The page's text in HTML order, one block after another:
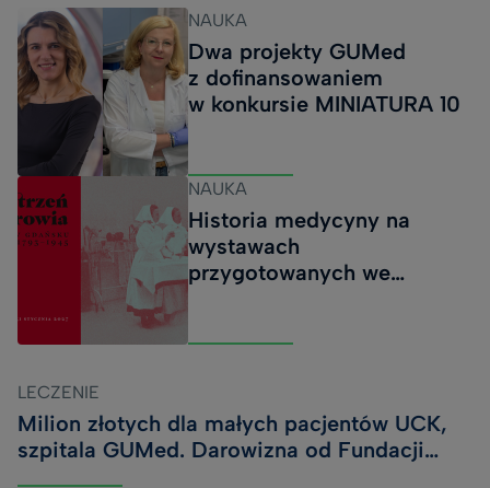
niemal 2 mln zł na realizację projektu HER-WELL 2.0:
Restrykcja czasowa w jedzeniu i aktywność fizyczna jako
nowoczesna strategia wspierająca zdrowie kobiet po
leczeniu nowotworów piersi. Nowoczesna onkologia
coraz skuteczniej leczy raka piersi. Dziś jednym z
większych wyzwań pozostaje jednak to, co dzieje się
później, kiedy pacjentka wraca do domu i próbuje
odzyskać siły, zdrowie oraz poczucie bezpie
NAUKA
Dwa projekty GUMed
z dofinansowaniem
w konkursie MINIATURA 10
NAUKA
Historia medycyny na
wystawach
przygotowanych we
LECZENIE
Milion złotych dla małych pacjentów UCK,
szpitala GUMed. Darowizna od Fundacji